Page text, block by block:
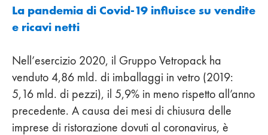
La pandemia di Covid-19 influisce su vendite
e ricavi netti
Nell’esercizio 2020, il Gruppo Vetropack ha
venduto 4,86 mld. di imballaggi in vetro (2019:
5,16 mld. di pezzi), il 5,9% in meno rispetto all’anno
precedente. A causa dei mesi di chiusura delle
imprese di ristorazione dovuti al coronavirus, è